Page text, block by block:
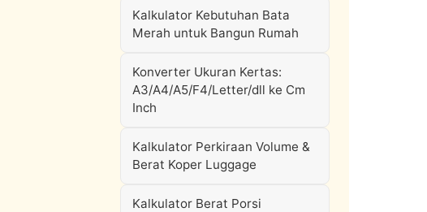
Kalkulator Kebutuhan Bata
Merah untuk Bangun Rumah
Konverter Ukuran Kertas:
A3/A4/A5/F4/Letter/dll ke Cm
Inch
Kalkulator Perkiraan Volume &
Berat Koper Luggage
Kalkulator Berat Porsi